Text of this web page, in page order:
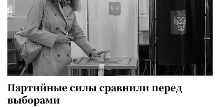
Партийные силы сравнили перед
выборами